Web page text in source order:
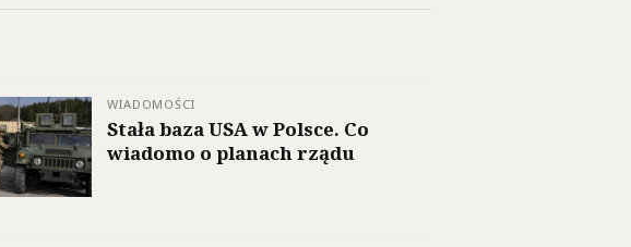
WIADOMOŚCI
Stała baza USA w Polsce. Co
wiadomo o planach rządu